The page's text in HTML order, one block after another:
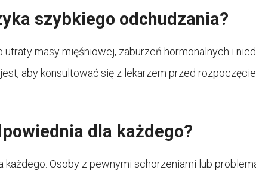
szybkiego odchudzania?
masy mięśniowej, zaburzeń hormonalnych i
aby konsultować się z lekarzem przed
dla każdego?
Osoby z pewnymi schorzeniami lub